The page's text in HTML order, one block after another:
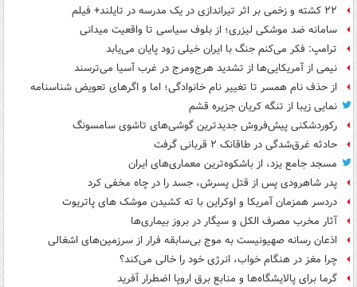
۲۲ کشته و زخمی بر اثر تیراندازی در یک مدرسه در تایلند+ فیلم
سامانه ضد موشکی لیزری؛ از بلوف سیاسی تا واقعیت میدانی
ترامپ: فکر می‌کنم جنگ با ایران خیلی زود پایان می‌یابد
نیمی از آمریکایی‌ها از تشدید هرج‌ومرج در غرب آسیا می‌ترسند
از حذف نام همسر تا تغییر نام خانوادگی؛ اما و اگرهای تعویض شناسنامه
نمایی زیبا از تنگه کریان جزیره قشم
رکوردشکنی پیش‌فروش جدیدترین گوشی‌های تاشوی سامسونگ
حادثه غرق‌شدگی در طاقانک ۲ قربانی گرفت
مسجد جامع یزد، از باشکوه‌ترین معماری‌های ایران
پدر شاهرودی پس از قتل پسرش، جسد را در چاه مخفی کرد
دردسر همزمان آمریکا و اوکراین با ته کشیدن موشک های پاتریوت
آثار مخرب مصرف الکل و سیگار در بروز بیماری‌ها
اذعان رسانه صهیونیست به موج بی‌سابقه فرار از سرزمین‌های اشغالی
چرا مغز در هنگام خواب، انرژی خود را خالی می‌کند؟
گرما برای پالایشگاه‌ها و منابع برق اروپا اضطرار آفرید